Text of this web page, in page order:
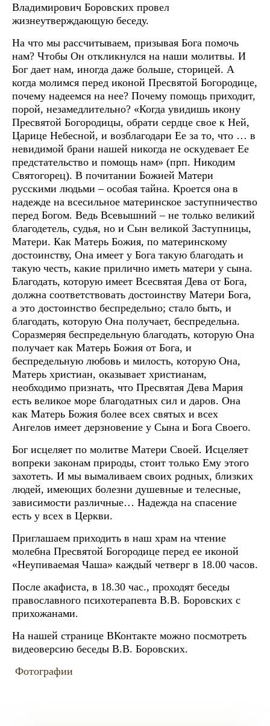
Владимирович Боровских провел
жизнеутверждающую беседу.
На что мы рассчитываем, призывая Бога помочь
нам? Чтобы Он откликнулся на наши молитвы. И
Бог дает нам, иногда даже больше, сторицей. А
когда молимся перед иконой Пресвятой Богородице,
почему надеемся на нее? Почему помощь приходит,
порой, незамедлительно? «Когда увидишь икону
Пресвятой Богородицы, обрати сердце свое к Ней,
Царице Небесной, и возблагодари Ее за то, что … в
невидимой брани нашей никогда не оскудевает Ее
предстательство и помощь нам» (прп. Никодим
Святогорец). В почитании Божией Матери
русскими людьми – особая тайна. Кроется она в
надежде на всесильное материнское заступничество
перед Богом. Ведь Всевышний – не только великий
благодетель, судья, но и Сын великой Заступницы,
Матери. Как Матерь Божия, по материнскому
достоинству, Она имеет у Бога такую благодать и
такую честь, какие прилично иметь матери у сына.
Благодать, которую имеет Всесвятая Дева от Бога,
должна соответствовать достоинству Матери Бога,
а это достоинство беспредельно; стало быть, и
благодать, которую Она получает, беспредельна.
Соразмеряя беспредельную благодать, которую Она
получает как Матерь Божия от Бога, и
беспредельную любовь и милость, которую Она,
Матерь христиан, оказывает христианам,
необходимо признать, что Пресвятая Дева Мария
есть великое море благодатных сил и даров. Она
как Матерь Божия более всех святых и всех
Ангелов имеет дерзновение у Сына и Бога Своего.
Бог исцеляет по молитве Матери Своей. Исцеляет
вопреки законам природы, стоит только Ему этого
захотеть. И мы вымаливаем своих родных, близких
людей, имеющих болезни душевные и телесные,
зависимости различные… Надежда на спасение
есть у всех в Церкви.
Приглашаем приходить в наш храм на чтение
молебна Пресвятой Богородице перед ее иконой
«Неупиваемая Чаша» каждый четверг в 18.00 часов.
После акафиста, в 18.30 час., проходят беседы
православного психотерапевта В.В. Боровских с
прихожанами.
На нашей странице ВКонтакте можно посмотреть
видеоверсию беседы В.В. Боровских.
Фотографии